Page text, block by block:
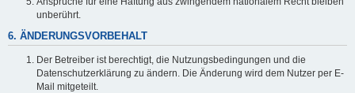
unberührt.
6. ÄNDERUNGSVORBEHALT
Der Betreiber ist berechtigt, die Nutzungsbedingungen und die
Datenschutzerklärung zu ändern. Die Änderung wird dem Nutzer per E-
Mail mitgeteilt.